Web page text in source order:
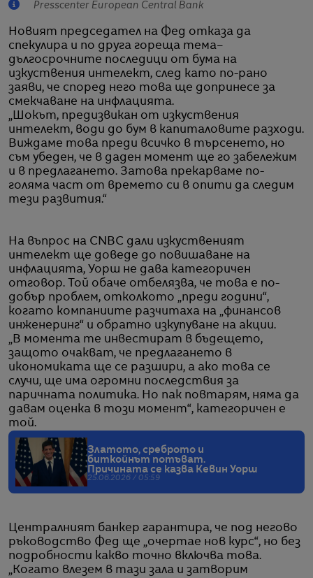
Presscenter European Central Bank
Новият председател на Фед отказа да
спекулира и по друга гореща тема–
дългосрочните последици от бума на
изкуствения интелект, след като по-рано
заяви, че според него това ще допринесе за
смекчаване на инфлацията.
„Шокът, предизвикан от изкуствения
интелект, води до бум в капиталовите разходи.
Виждаме това преди всичко в търсенето, но
съм убеден, че в даден момент ще го забележим
и в предлагането. Затова прекарваме по-
голяма част от времето си в опити да следим
тези развития.“
На въпрос на CNBC дали изкуственият
интелект ще доведе до повишаване на
инфлацията, Уорш не дава категоричен
отговор. Той обаче отбелязва, че това е по-
добър проблем, отколкото „преди години“,
когато компаниите разчитаха на „финансов
инженеринг“ и обратно изкупуване на акции.
„В момента те инвестират в бъдещето,
защото очакват, че предлагането в
икономиката ще се разшири, а ако това се
случи, ще има огромни последствия за
паричната политика. Но пак повтарям, няма да
давам оценка в този момент“, категоричен е
той.
Златото, среброто и
биткойнът потъват.
Причината се казва Кевин Уорш
25.06.2026 / 05:59
Централният банкер гарантира, че под негово
ръководство Фед ще „очертае нов курс“, но без
подробности какво точно включва това.
„Когато влезем в тази зала и затворим